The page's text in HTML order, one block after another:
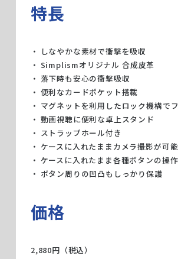
特長
しなやかな素材で衝撃を吸収
Simplismオリジナル 合成皮革
落下時も安心の衝撃吸収
便利なカードポケット搭載
マグネットを利用したロック機構で
動画視聴に便利な卓上スタンド
ストラップホール付き
ケースに入れたままカメラ撮影が可能
ケースに入れたまま各種ボタンの操
ボタン周りの凹凸もしっかり保護
価格
2,880円（税込）